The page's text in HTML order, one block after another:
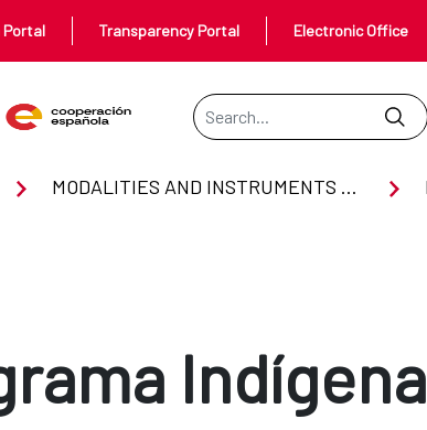
Portal Transparency Portal Electronic Office
Search Bar
MODALITIES AND INSTRUMENTS OF COOPERATION
Indígena